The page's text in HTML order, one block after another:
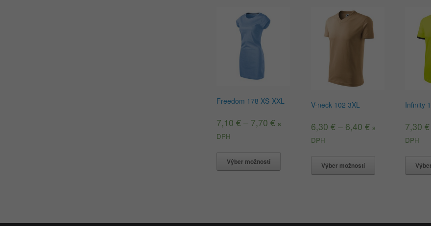
Freedom 178 XS-XXL
7,10€ – 7,70€ s
DPH
Výber možností
V-neck 102 3XL
6,30 €– 6,40 € s
DPH
Výber možností
Infinity
7,30€
DPH